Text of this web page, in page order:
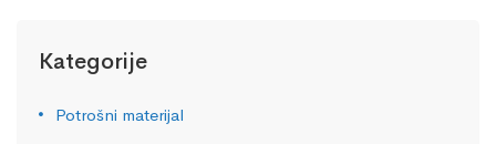
Kategorije
Potrošni materijal